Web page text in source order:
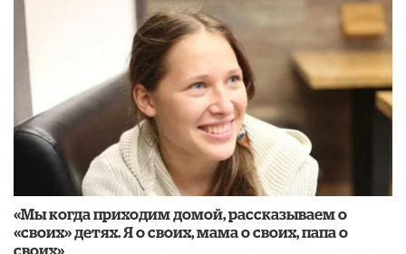
«Мы когда приходим домой, рассказываем о
«своих» детях. Я о своих, мама о своих, папа о
своих»